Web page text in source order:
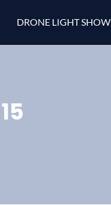
DRONE LIGHT SHOW